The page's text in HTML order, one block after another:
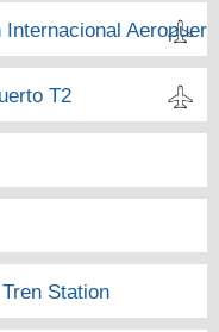
Internacional
T2
Station